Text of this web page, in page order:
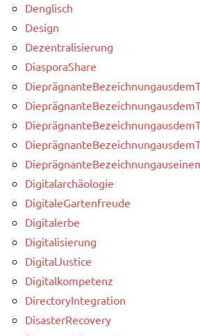
Denglisch
Design
Dezentralisierung
DiasporaShare
Digitalarchäologie
DigitaleGartenfreude
Digitalerbe
Digitalisierung
DigitalJustice
Digitalkompetenz
DirectoryIntegration
DisasterRecovery